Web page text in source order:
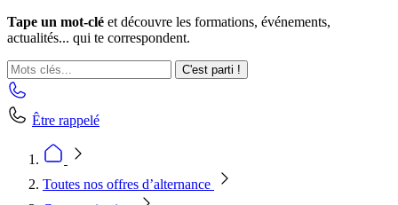
Tape un mot-clé et découvre les formations, événements,
actualités... qui te correspondent.
C'est parti !
Être rappelé
Toutes nos offres d’alternance